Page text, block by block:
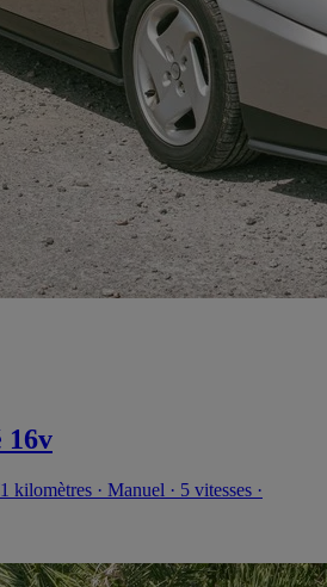
16v
kilomètres · Manuel · 5 vitesses ·